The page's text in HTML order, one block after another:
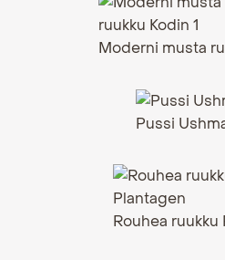
Moderni musta
Pussi
Rouhea ruukku